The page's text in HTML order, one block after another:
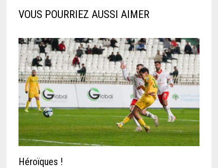
VOUS POURRIEZ AUSSI AIMER
Héroïques !